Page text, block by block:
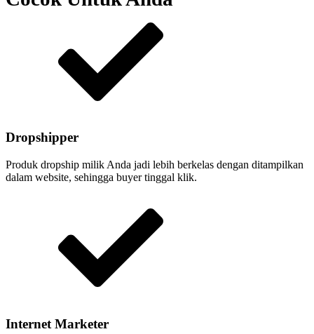
Dropshipper
Produk dropship milik Anda jadi lebih berkelas dengan ditampilkan
dalam website, sehingga buyer tinggal klik.
Internet Marketer